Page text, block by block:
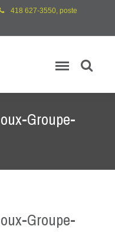
418 627-3550, poste
Groupe-
Groupe-